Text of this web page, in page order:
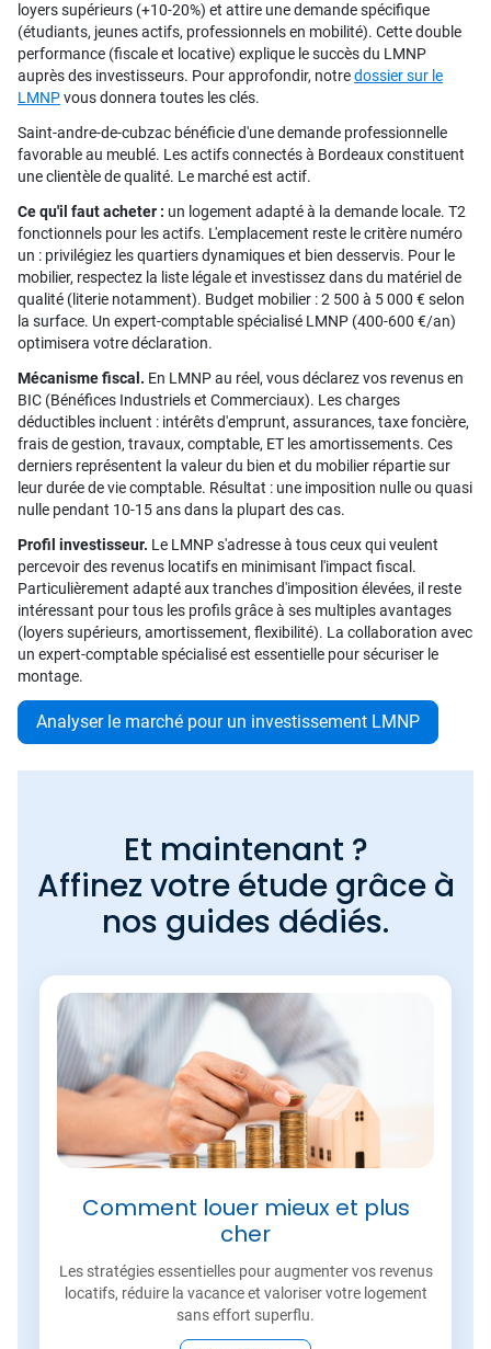
loyers supérieurs (+10-20%) et attire une demande spécifique
(étudiants, jeunes actifs, professionnels en mobilité). Cette double
performance (fiscale et locative) explique le succès du LMNP
auprès des investisseurs. Pour approfondir, notredossier sur le
LMNPvous donnera toutes les clés.
Saint-andre-de-cubzac bénéficie d'une demande professionnelle
favorable au meublé. Les actifs connectés à Bordeaux constituent
une clientèle de qualité. Le marché est actif.
Ce qu'il faut acheter : un logement adapté à la demande locale. T2
fonctionnels pour les actifs. L'emplacement reste le critère numéro
un : privilégiez les quartiers dynamiques et bien desservis. Pour le
mobilier, respectez la liste légale et investissez dans du matériel de
qualité (literie notamment). Budget mobilier : 2 500 à 5 000 € selon
la surface. Un expert-comptable spécialisé LMNP (400-600 €/an)
optimisera votre déclaration.
Mécanisme fiscal. En LMNP au réel, vous déclarez vos revenus en
BIC (Bénéfices Industriels et Commerciaux). Les charges
déductibles incluent : intérêts d'emprunt, assurances, taxe foncière,
frais de gestion, travaux, comptable, ET les amortissements. Ces
derniers représentent la valeur du bien et du mobilier répartie sur
leur durée de vie comptable. Résultat : une imposition nulle ou quasi
nulle pendant 10-15 ans dans la plupart des cas.
Profil investisseur. Le LMNP s'adresse à tous ceux qui veulent
percevoir des revenus locatifs en minimisant l'impact fiscal.
Particulièrement adapté aux tranches d'imposition élevées, il reste
intéressant pour tous les profils grâce à ses multiples avantages
(loyers supérieurs, amortissement, flexibilité). La collaboration avec
un expert-comptable spécialisé est essentielle pour sécuriser le
montage.
Analyser le marché pour un investissement LMNP
Et maintenant ?
Affinez votre étude grâce à
nos guides dédiés.
Comment louer mieux et plus
cher
Les stratégies essentielles pour augmenter vos revenus
locatifs, réduire la vacance et valoriser votre logement
sans effort superflu.